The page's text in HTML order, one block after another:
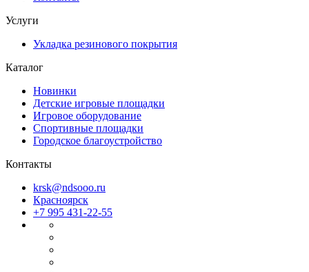
Услуги
Укладка резинового покрытия
Каталог
Новинки
Детские игровые площадки
Игровое оборудование
Спортивные площадки
Городское благоустройство
Контакты
krsk@ndsooo.ru
Красноярск
+7 995 431-22-55